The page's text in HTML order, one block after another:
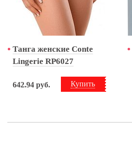
Танга женские Conte
Lingerie RP6027
Купить
642.94 руб.